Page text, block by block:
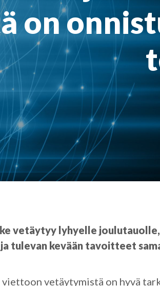
on
vetäytyy lyhyelle joulutauolle,
tulevan kevään tavoitteet
viettoon vetäytymistä on hyvä